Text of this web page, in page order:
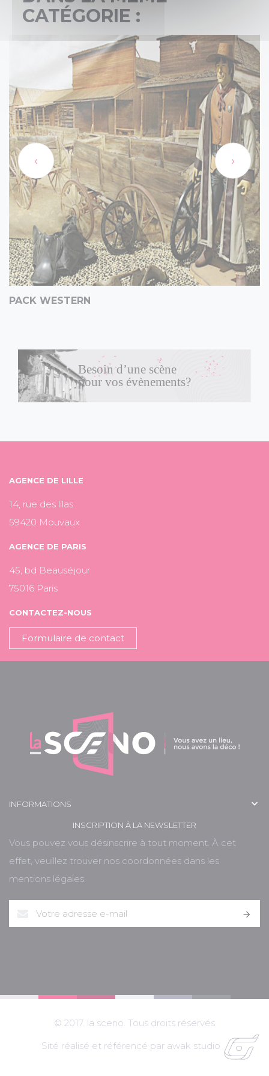
CATÉGORIE :
PACK WESTERN
‹ ›
Besoin d’une scène
pour vos évènements?
AGENCE DE LILLE
14, rue des lilas
59420 Mouvaux
AGENCE DE PARIS
45, bd Beauséjour
75016 Paris
CONTACTEZ-NOUS
Formulaire de contact
INFORMATIONS 
INSCRIPTION À LA NEWSLETTER
Vous pouvez vous désinscrire à tout moment. À cet
effet, veuillez trouver nos coordonnées dans les
mentions légales.

© 2017. la sceno. Tous droits réservés
Sité réalisé et référencé par awak studio